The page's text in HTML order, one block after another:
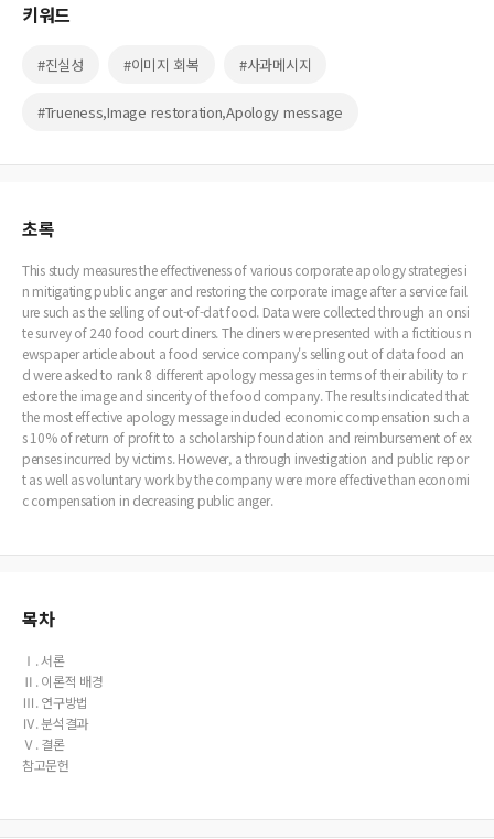
키워드
#진실성 #이미지 회복 #사과메시지
#Trueness,Image restoration,Apology message
초록
This study measures the effectiveness of various corporate apology strategies i
n mitigating public anger and restoring the corporate image after a service fail
ure such as the selling of out-of-dat food. Data were collected through an onsi
te survey of 240 food court diners. The diners were presented with a fictitious n
ewspaper article about a food service company's selling out of data food an
d were asked to rank 8 different apology messages in terms of their ability to r
estore the image and sincerity of the food company. The results indicated that
the most effective apology message included economic compensation such a
s 10% of return of profit to a scholarship foundation and reimbursement of ex
penses incurred by victims. However, a through investigation and public repor
t as well as voluntary work by the company were more effective than economi
c compensation in decreasing public anger.
목차
Ⅰ. 서론
Ⅱ. 이론적 배경
Ⅲ. 연구방법
Ⅳ. 분석결과
Ⅴ. 결론
참고문헌